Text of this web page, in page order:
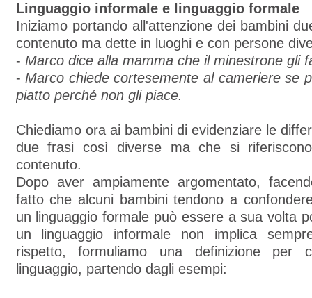
Linguaggio informale e linguaggio formale
Iniziamo portando all'attenzione dei bambini
contenuto ma dette in luoghi e con persone
- Marco dice alla mamma che il minestrone gli
- Marco chiede cortesemente al cameriere se
piatto perché non gli piace.
Chiediamo ora ai bambini di evidenziare le
due frasi così diverse ma che si
contenuto.
Dopo aver ampiamente argomentato,
fatto che alcuni bambini tendono a
un linguaggio formale può essere a sua volta
un linguaggio informale non implica
rispetto, formuliamo una definizione per
linguaggio, partendo dagli esempi: